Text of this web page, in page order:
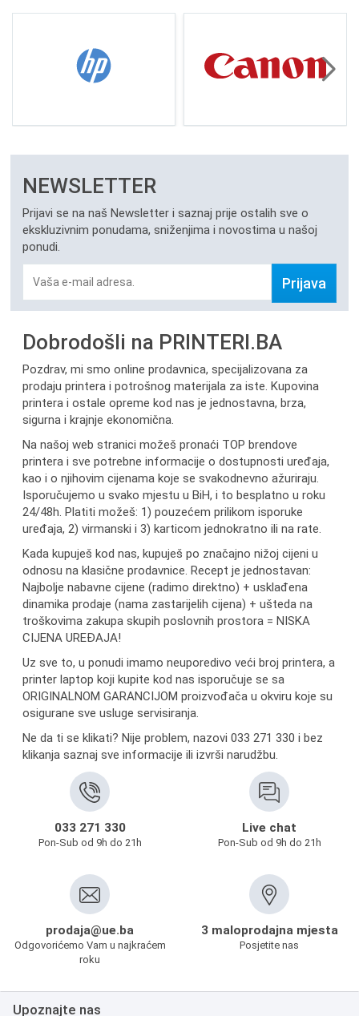
NEWSLETTER
Prijavi se na naš Newsletter i saznaj prije ostalih sve o
ekskluzivnim ponudama, sniženjima i novostima u našoj
ponudi.
Prijava
Dobrodošli na PRINTERI.BA
Pozdrav, mi smo online prodavnica, specijalizovana za
prodaju printera i potrošnog materijala za iste. Kupovina
printera i ostale opreme kod nas je jednostavna, brza,
sigurna i krajnje ekonomična.
Na našoj web stranici možeš pronaći TOP brendove
printera i sve potrebne informacije o dostupnosti uređaja,
kao i o njihovim cijenama koje se svakodnevno ažuriraju.
Isporučujemo u svako mjestu u BiH, i to besplatno u roku
24/48h. Platiti možeš: 1) pouzećem prilikom isporuke
uređaja, 2) virmanski i 3) karticom jednokratno ili na rate.
Kada kupuješ kod nas, kupuješ po značajno nižoj cijeni u
odnosu na klasične prodavnice. Recept je jednostavan:
Najbolje nabavne cijene (radimo direktno) + usklađena
dinamika prodaje (nama zastarijelih cijena) + ušteda na
troškovima zakupa skupih poslovnih prostora = NISKA
CIJENA UREĐAJA!
Uz sve to, u ponudi imamo neuporedivo veći broj printera, a
printer laptop koji kupite kod nas isporučuje se sa
ORIGINALNOM GARANCIJOM proizvođača u okviru koje su
osigurane sve usluge servisiranja.
Ne da ti se klikati? Nije problem, nazovi 033 271 330 i bez
klikanja saznaj sve informacije ili izvrši narudžbu.
033 271 330
Pon-Sub od 9h do 21h
Live chat
Pon-Sub od 9h do 21h
prodaja@ue.ba
Odgovorićemo Vam u najkraćem
roku
3 maloprodajna mjesta
Posjetite nas
Upoznajte nas